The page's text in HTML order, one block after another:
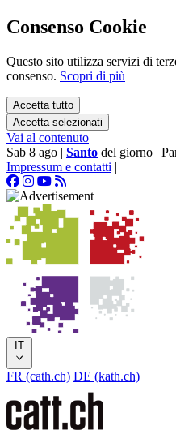
Consenso Cookie
Questo sito utilizza servizi di
consenso. Scopri di più
Accetta tutto
Accetta selezionati
Vai al contenuto
Sab 8 ago | Santo del giorno |
Impressum e contatti |
IT
FR (cath.ch) DE (kath.ch)